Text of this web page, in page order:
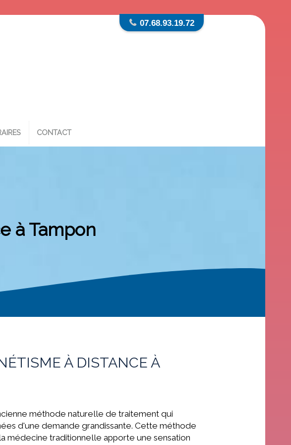
07.68.93.19.72
CONTACT
à Tampon
À DISTANCE À
méthode naturelle de traitement qui
d'une demande grandissante. Cette méthode
médecinetraditionnelle apporte une sensation